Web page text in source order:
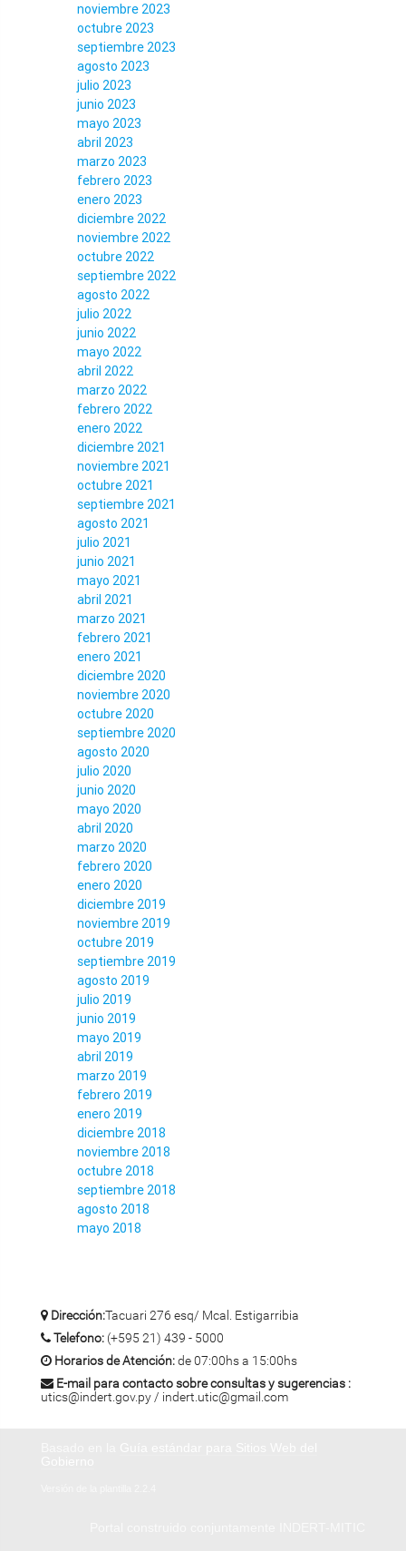
noviembre 2023
octubre 2023
septiembre 2023
agosto 2023
julio 2023
junio 2023
mayo 2023
abril 2023
marzo 2023
febrero 2023
enero 2023
diciembre 2022
noviembre 2022
octubre 2022
septiembre 2022
agosto 2022
julio 2022
junio 2022
mayo 2022
abril 2022
marzo 2022
febrero 2022
enero 2022
diciembre 2021
noviembre 2021
octubre 2021
septiembre 2021
agosto 2021
julio 2021
junio 2021
mayo 2021
abril 2021
marzo 2021
febrero 2021
enero 2021
diciembre 2020
noviembre 2020
octubre 2020
septiembre 2020
agosto 2020
julio 2020
junio 2020
mayo 2020
abril 2020
marzo 2020
febrero 2020
enero 2020
diciembre 2019
noviembre 2019
octubre 2019
septiembre 2019
agosto 2019
julio 2019
junio 2019
mayo 2019
abril 2019
marzo 2019
febrero 2019
enero 2019
diciembre 2018
noviembre 2018
octubre 2018
septiembre 2018
agosto 2018
mayo 2018
Dirección:Tacuari 276 esq/ Mcal. Estigarribia
Telefono:(+595 21) 439 - 5000
Horarios de Atención:de 07:00hs a 15:00hs
E-mail para contacto sobre consultas y sugerencias :
utics@indert.gov.py / indert.utic@gmail.com